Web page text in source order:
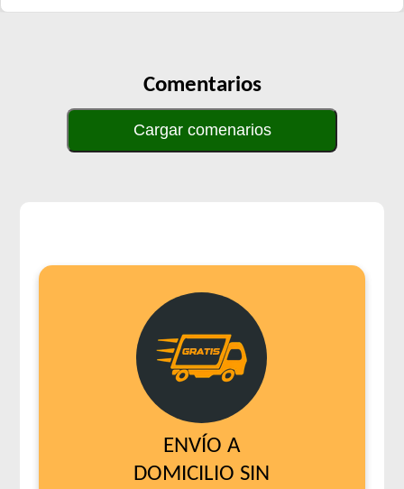
Comentarios
Cargar comenarios
ENVÍO A
DOMICILIO SIN